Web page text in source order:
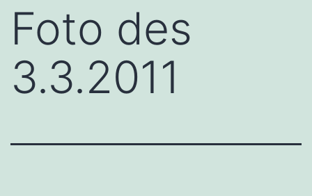
Foto des
3.3.2011